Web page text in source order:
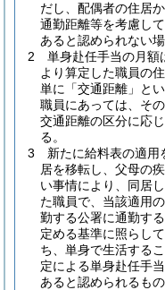
だし、配偶者の住居
通勤距離等を考慮し
あると認められない
2
単身赴任手当の月額
より算定した職員の
単に「交通距離」と
職員にあっては、そ
交通距離の区分に応
る。
3
新たに給料表の適用
居を移転し、父母の
い事情により、同居
た職員で、当該適用
勤する公署に通勤す
定める基準に照らし
ち、単身で生活する
定による単身赴任手
あると認められるも